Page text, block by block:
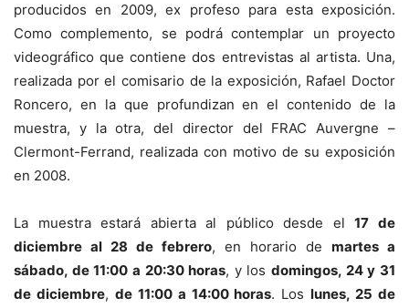
producidos en 2009, ex profeso para esta exposición.
Como complemento, se podrá contemplar un proyecto
videográfico que contiene dos entrevistas al artista. Una,
realizada por el comisario de la exposición, Rafael Doctor
Roncero, en la que profundizan en el contenido de la
muestra, y la otra, del director del FRAC Auvergne –
Clermont-Ferrand, realizada con motivo de su exposición
en 2008.
La muestra estará abierta al público desde el17 de
diciembre al 28 de febrero, en horario de martes a
sábado, de 11:00 a 20:30 horas, y losdomingos, 24 y 31
de diciembre, de 11:00 a 14:00 horas. Loslunes, 25 de